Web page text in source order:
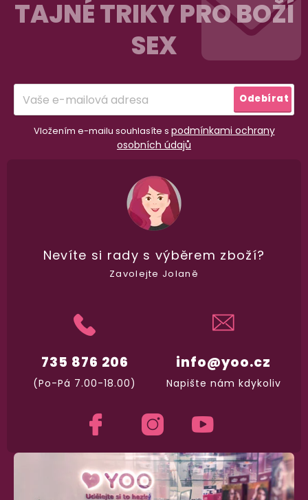
TAJNÉ TRIKY PRO BOŽÍ
SEX
Vložením e-mailu souhlasíte s podmínkami ochrany
osobních údajů
Odebírat
info@yoo.cz
Napište nám kdykoliv
735 876 206
(Po-Pá 7.00-18.00)
Nevíte si rady s výběrem zboží?
Zavolejte Jolaně